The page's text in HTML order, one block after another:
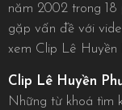
năm 2002 trong 18
gặp vấn đề với
xem Clip Lê Huyền
Clip Lê Huyền
Những từ khoá tìm